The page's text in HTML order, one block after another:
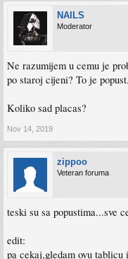
NAILS
Moderator
Ne razumijem u cemu je
po staroj cijeni? To je popust.
Koliko sad placas?
Nov 14, 2019
zippoo
Veteran foruma
teski su sa popustima...sve
edit:
pa cekaj,gledam ovu tablicu